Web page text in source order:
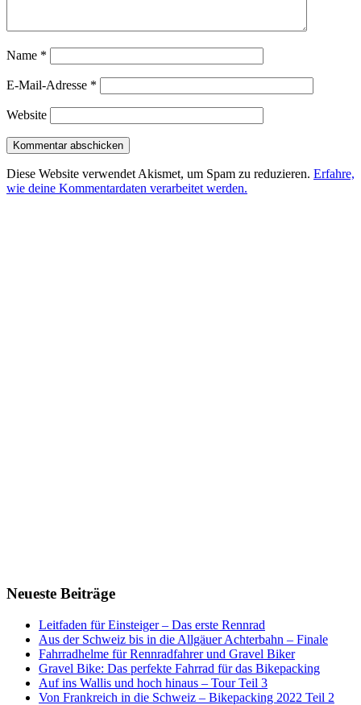
Name *
E-Mail-Adresse *
Website
Diese Website verwendet Akismet, um Spam zu reduzieren. Erfahre,
wie deine Kommentardaten verarbeitet werden.
Neueste Beiträge
Leitfaden für Einsteiger – Das erste Rennrad
Aus der Schweiz bis in die Allgäuer Achterbahn – Finale
Fahrradhelme für Rennradfahrer und Gravel Biker
Gravel Bike: Das perfekte Fahrrad für das Bikepacking
Auf ins Wallis und hoch hinaus – Tour Teil 3
Von Frankreich in die Schweiz – Bikepacking 2022 Teil 2